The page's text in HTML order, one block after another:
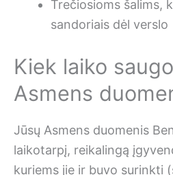
Trečiosioms šalims,
sandoriais dėl verslo
Kiek laiko
Asmens
Jūsų Asmens duomenis
laikotarpį, reikalingą
kuriems jie ir buvo surinkti